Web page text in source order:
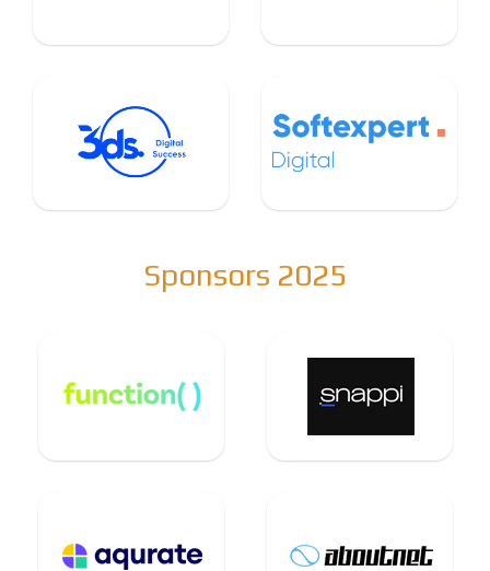
Sponsors 2025